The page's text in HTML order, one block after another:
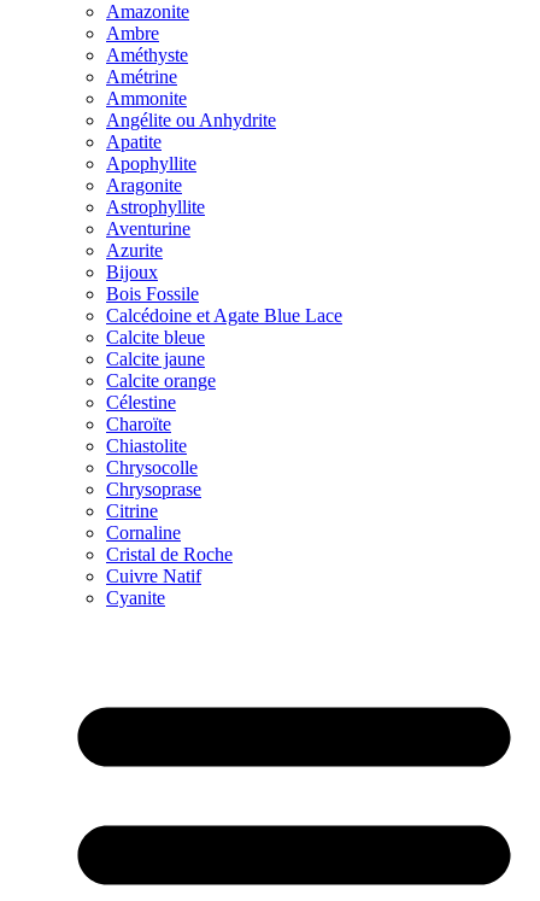
Amazonite
Ambre
Améthyste
Amétrine
Ammonite
Angélite ou Anhydrite
Apatite
Apophyllite
Aragonite
Astrophyllite
Aventurine
Azurite
Bijoux
Bois Fossile
Calcédoine et Agate Blue Lace
Calcite bleue
Calcite jaune
Calcite orange
Célestine
Charoïte
Chiastolite
Chrysocolle
Chrysoprase
Citrine
Cornaline
Cristal de Roche
Cuivre Natif
Cyanite